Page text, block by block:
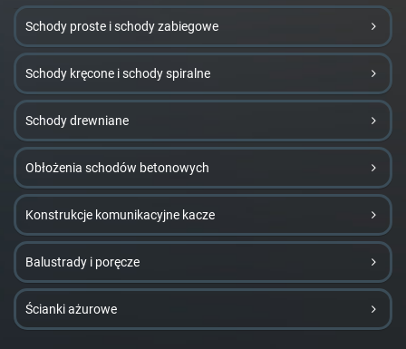
Schody proste i schody zabiegowe
Schody kręcone i schody spiralne
Schody drewniane
Obłożenia schodów betonowych
Konstrukcje komunikacyjne kacze
Balustrady i poręcze
Ścianki ażurowe